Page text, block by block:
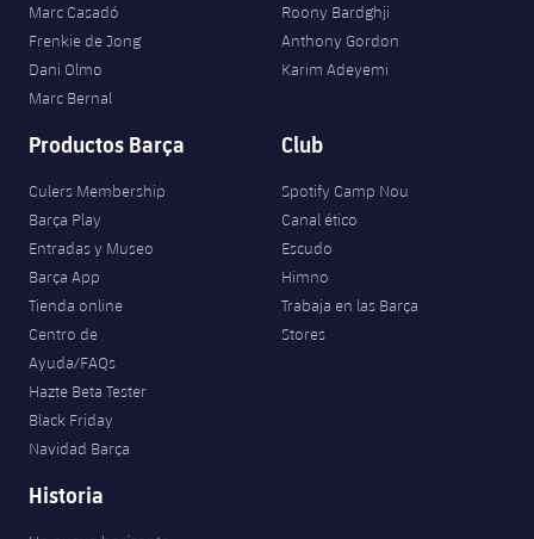
Marc Casadó
Frenkie de Jong
Dani Olmo
Marc Bernal
Roony Bardghji
Anthony Gordon
Karim Adeyemi
Productos Barça
Culers Membership
Barça Play
Entradas y Museo
Barça App
Tienda online
Centro de
Ayuda/FAQs
Hazte Beta Tester
Black Friday
Navidad Barça
Club
Spotify Camp Nou
Canal ético
Escudo
Himno
Trabaja en las Barça
Stores
Historia